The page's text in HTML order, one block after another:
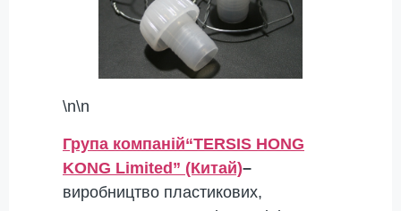
\n\n
Група компаній“TERSIS HONG
KONG Limited” (Китай)–
виробництво пластикових,